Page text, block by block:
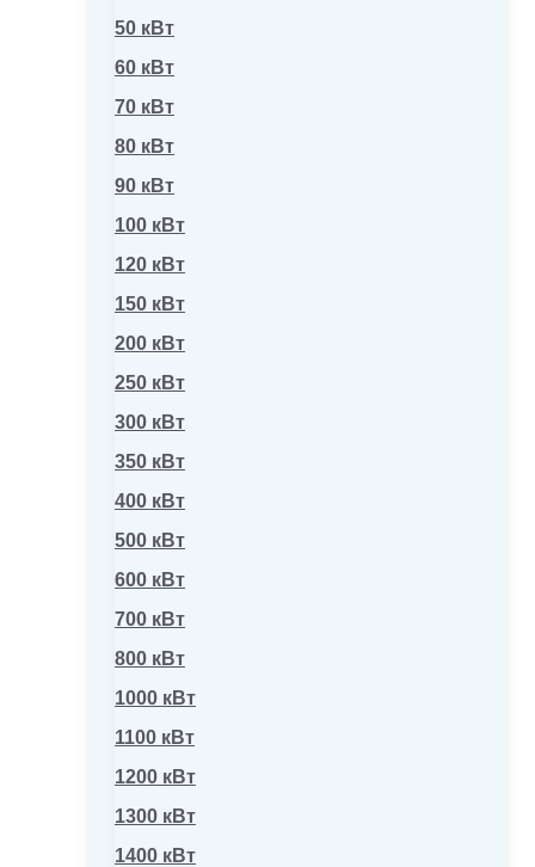
50 кВт
60 кВт
70 кВт
80 кВт
90 кВт
100 кВт
120 кВт
150 кВт
200 кВт
250 кВт
300 кВт
350 кВт
400 кВт
500 кВт
600 кВт
700 кВт
800 кВт
1000 кВт
1100 кВт
1200 кВт
1300 кВт
1400 кВт